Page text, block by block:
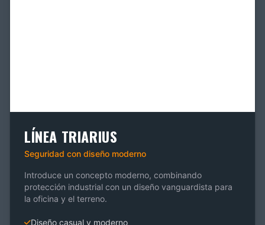
LÍNEA TRIARIUS
Seguridad con diseño moderno
Introduce un concepto moderno, combinando
protección industrial con un diseño vanguardista para
la oficina y el terreno.
Diseño casual y moderno